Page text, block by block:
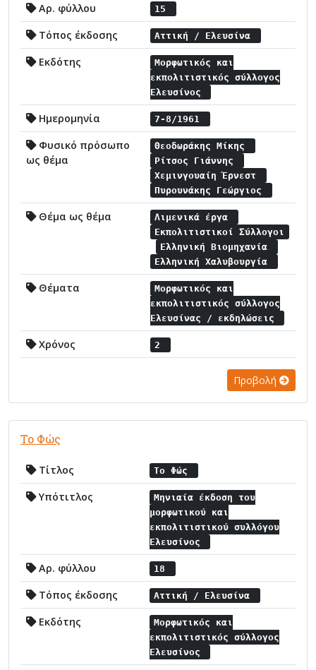
Αρ. φύλλου 15
Τόπος έκδοσης Αττική / Ελευσίνα
Εκδότης
Μορφωτικός και
εκπολιτιστικός σύλλογος
Ελευσίνος
Ημερομηνία 7-8/1961
Φυσικό πρόσωπο
ως θέμα
Θεοδωράκης Μίκης
Ρίτσος Γιάννης
Χεμινγουαίη Έρνεστ
Πυρουνάκης Γεώργιος
Θέμα ως θέμα
Λιμενικά έργα
Εκπολιτιστικοί Σύλλογοι
Ελληνική Βιομηχανία
Ελληνική Χαλυβουργία
Θέματα
Μορφωτικός και
εκπολιτιστικός σύλλογος
Ελευσίνας / εκδηλώσεις
Χρόνος 2
Προβολή
Το Φώς
Τίτλος Το Φώς
Υπότιτλος
Μηνιαία έκδοση του
μορφωτικού και
εκπολιτιστικού συλλόγου
Ελευσίνος
Αρ. φύλλου 18
Τόπος έκδοσης Αττική / Ελευσίνα
Εκδότης
Μορφωτικός και
εκπολιτιστικός σύλλογος
Ελευσίνος